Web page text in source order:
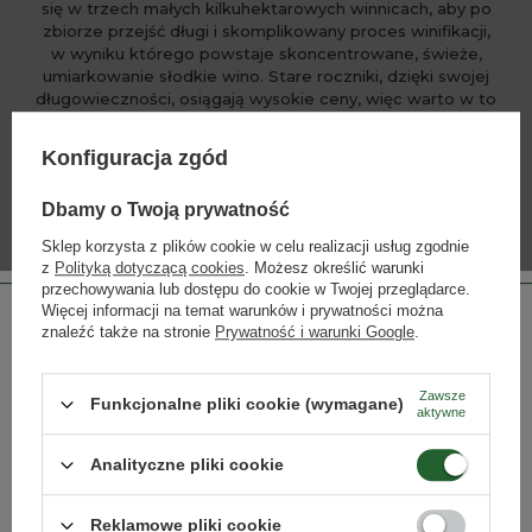
się w trzech małych kilkuhektarowych winnicach, aby po
zbiorze przejść długi i skomplikowany proces winifikacji,
w wyniku którego powstaje skoncentrowane, świeże,
umiarkowanie słodkie wino. Stare roczniki, dzięki swojej
długowieczności, osiągają wysokie ceny, więc warto w to
WIĘCEJ
INNE PRODUKTY PRODUCENTA
Czy masz ukończone 18 lat?
Konfiguracja zgód
Dbamy o Twoją prywatność
Sklep korzysta z plików cookie w celu realizacji usług zgodnie
z Polityką dotyczącą cookies. Możesz określić warunki
przechowywania lub dostępu do cookie w Twojej przeglądarce.
Więcej informacji na temat warunków i prywatności można
znaleźć także na stronie Prywatność i warunki Google.
Funkcjonalne pliki cookie (wymagane)
Zawsze
aktywne
Analityczne pliki cookie
Reklamowe pliki cookie